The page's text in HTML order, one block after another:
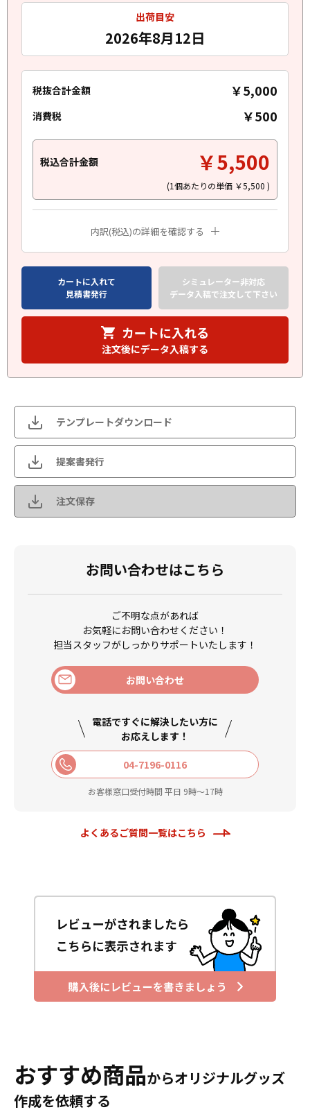
出荷目安
2026年8月12日
税抜合計金額 ￥5,000
消費税 ￥500
税込合計金額 ￥5,500
(1個あたりの単価 ￥5,500 )
内訳(税込)の詳細を確認する
カートに入れて
見積書発行
シミュレーター非対応
データ入稿で注文して下さい
カートに入れる
注文後にデータ入稿する
テンプレートダウンロード
提案書発行
注文保存
お問い合わせはこちら
ご不明な点があれば
お気軽にお問い合わせください！
担当スタッフがしっかりサポートいたします！
お問い合わせ
電話ですぐに解決したい方に
お応えします！
04-7196-0116
お客様窓口受付時間 平日 9時〜17時
よくあるご質問一覧はこちら
おすすめ商品からオリジナルグッズ
作成を依頼する